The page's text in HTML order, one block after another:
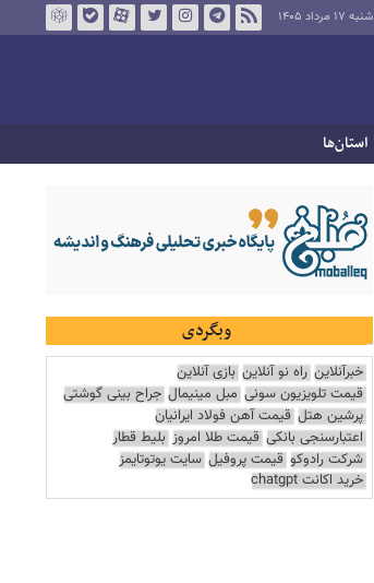
شنبه ۱۷ مرداد ۱۴۰۵
استان‌ها
وبگردی
خبرآنلاین راه نو آنلاین بازی آنلاین
قیمت تلویزیون سونی مبل مینیمال جراح بینی گوشتی
پرشین هتل قیمت آهن فولاد ایرانیان
اعتبارسنجی بانکی قیمت طلا امروز بلیط قطار
شرکت رادوکو قیمت پروفیل سایت یوتوتایمز
خرید اکانت chatgpt